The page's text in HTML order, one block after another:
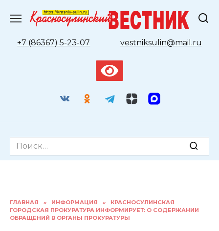
содержанию
+7 (86367) 5-23-07
vestniksulin@mail.ru
Search
for:
ГЛАВНАЯ » ИНФОРМАЦИЯ »
КРАСНОСУЛИНСКАЯ
ГОРОДСКАЯ ПРОКУРАТУРА ИНФОРМИРУЕТ: О СОДЕРЖАНИИ
ОБРАЩЕНИЙ В ОРГАНЫ ПРОКУРАТУРЫ